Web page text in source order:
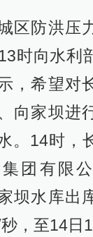
区防洪压
时向水利
，希望对
向家坝进
。14时，
团有限
坝水库出
，至14日